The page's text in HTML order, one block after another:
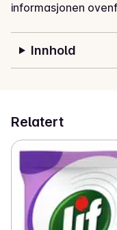
informasjonen
Innhold
Relatert